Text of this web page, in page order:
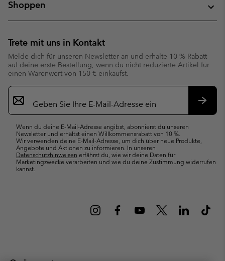
Shoppen
Trete mit uns in Kontakt
Melde dich für unseren Newsletter an und erhalte 10 % Rabatt
auf deine erste Bestellung, wenn du nicht reduzierte Artikel für
einen Warenwert von 150 € einkaufst.
Newsletter-
Anmeldung
Wenn du deine E-Mail-Adresse angibst, abonnierst du unseren
Newsletter und erhältst einen Willkommensrabatt von 10 %.
Wir verwenden deine E-Mail-Adresse, um dich über neue Produkte,
Angebote und Aktionen zu informieren. In unseren
Datenschutzhinweisen erfährst du, wie wir deine Daten für
Marketingzwecke verarbeiten und wie du deine Zustimmung widerrufen
kannst.